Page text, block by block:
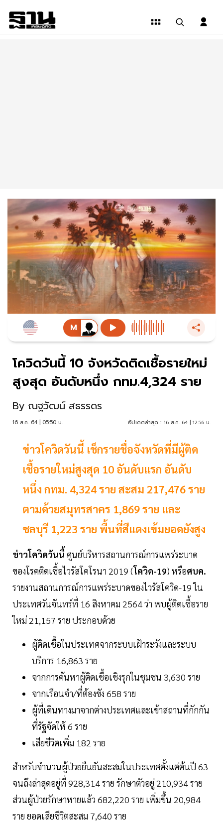
โควิดวันนี้ 10 จังหวัดติดเชื้อรายใหม่
สูงสุด อันดับหนึ่ง กทม.4,324 ราย
By ณฐวัฒน์ สธรรดร
16 ส.ค. 64 | 05:50 น. อัปเดตล่าสุด : 16 ส.ค. 64 | 12:56 น.
ข่าวโควิดวันนี้ เช็กรายชื่อจังหวัดที่มีผู้ติด
เชื้อรายใหม่สูงสุด 10 อันดับแรก อันดับ
หนึ่ง กทม. 4,324 ราย สะสม 217,476 ราย
ตามด้วยสมุทรสาคร 1,869 ราย และ
ชลบุรี 1,223 ราย พื้นที่สีแดงเข้มยอดยังสูง
ข่าวโควิดวันนี้ ศูนย์บริหารสถานการณ์การแพร่ระบาด
ของโรคติดเชื้อไวรัสโคโรนา 2019 (โควิด-19) หรือศบค.
รายงานสถานการณ์การแพร่ระบาดของไวรัสโควิด-19 ใน
ประเทศวันจันทร์ที่ 16 สิงหาคม 2564 ว่า พบผู้ติดเชื้อราย
ใหม่ 21,157 ราย ประกอบด้วย
ผู้ติดเชื้อในประเทศจากระบบเฝ้าระวังและระบบ
บริการ 16,863 ราย
จากการค้นหาผู้ติดเชื้อเชิงรุกในชุมชน 3,630 ราย
จากเรือนจำ/ที่ต้องขัง 658 ราย
ผู้ที่เดินทางมาจากต่างประเทศและเข้าสถานที่กักกัน
ที่รัฐจัดให้ 6 ราย
เสียชีวิตเพิ่ม 182 ราย
สำหรับจำนวนผู้ป่วยยืนยันสะสมในประเทศตั้งแต่ต้นปี 63
จนถึงล่าสุดอยู่ที่ 928,314 ราย รักษาตัวอยู่ 210,934 ราย
ส่วนผู้ป่วยรักษาหายแล้ว 682,220 ราย เพิ่มขึ้น 20,984
ราย ยอดเสียชีวิตสะสม 7,640 ราย